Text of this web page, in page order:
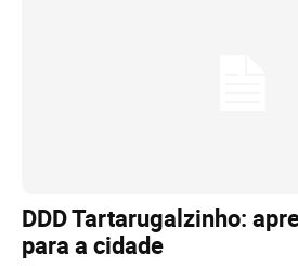
DDD Tartarugalzinho:
para a cidade